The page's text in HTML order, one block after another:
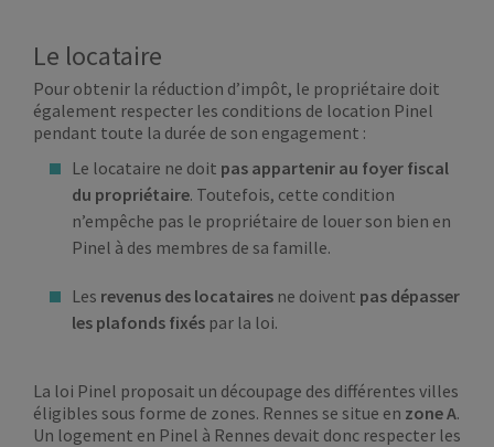
Le locataire
Pour obtenir la réduction d’impôt, le propriétaire doit
également respecter les conditions de location Pinel
pendant toute la durée de son engagement :
Le locataire ne doit pas appartenir au foyer fiscal
du propriétaire. Toutefois, cette condition
n’empêche pas le propriétaire de louer son bien en
Pinel à des membres de sa famille.
Les revenus des locataires ne doivent pas dépasser
les plafonds fixés par la loi.
La loi Pinel proposait un découpage des différentes villes
éligibles sous forme de zones. Rennes se situe en zone A.
Un logement en Pinel à Rennes devait donc respecter les